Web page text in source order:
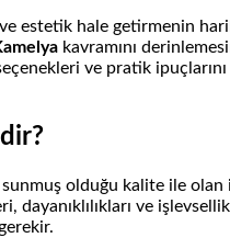
estetik hale getirmenin
kavramını
ve pratik
olduğu kalite ile
ve